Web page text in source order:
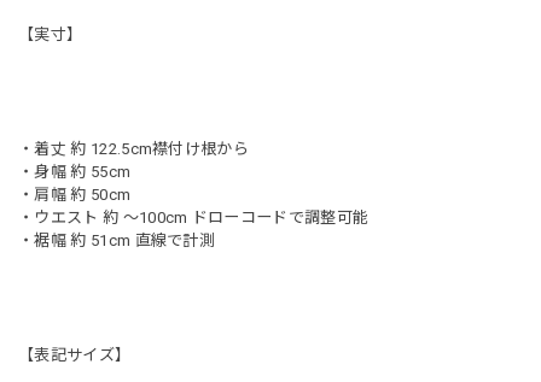
【実寸】
・着丈 約 122.5cm襟付け根から
・身幅 約 55cm
・肩幅 約 50cm
・ウエスト 約 〜100cm ドローコードで調整可能
・裾幅 約 51cm 直線で計測
【表記サイズ】